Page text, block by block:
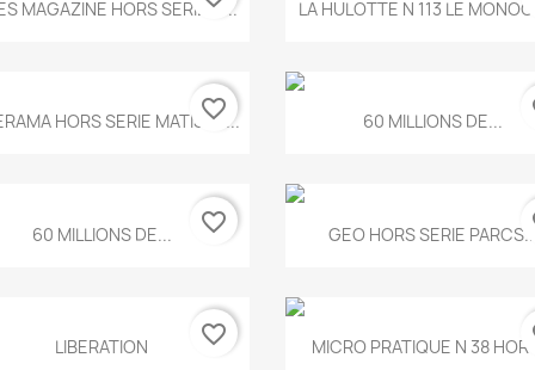
MAGAZINE HORS SERIE N... LA HULOTTE N 113 LE
Aperçu rapide
HORS SERIE MATISSE...
favorite_border Aperçu rapide
60 MILLIONS DE...
Aperçu rapide
60 MILLIONS DE... favorite_border Aperçu rapide
GEO HORS SERIE
Aperçu rapide
LIBERATION favorite_border Aperçu rapide
MICRO PRATIQUE N 38